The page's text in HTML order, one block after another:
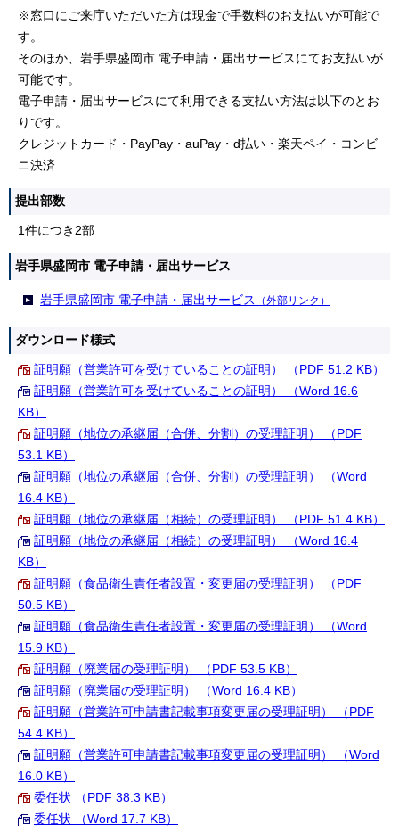
※窓口にご来庁いただいた方は現金で手数料のお支払いが可能で
す。
そのほか、岩手県盛岡市 電子申請・届出サービスにてお支払いが
可能です。
電子申請・届出サービスにて利用できる支払い方法は以下のとお
りです。
クレジットカード・PayPay・auPay・d払い・楽天ペイ・コンビ
ニ決済
提出部数
1件につき2部
岩手県盛岡市 電子申請・届出サービス
岩手県盛岡市 電子申請・届出サービス （外部リンク）
ダウンロード様式
証明願（営業許可を受けていることの証明） （PDF 51.2 KB）
証明願（営業許可を受けていることの証明） （Word 16.6
KB）
証明願（地位の承継届（合併、分割）の受理証明） （PDF
53.1 KB）
証明願（地位の承継届（合併、分割）の受理証明） （Word
16.4 KB）
証明願（地位の承継届（相続）の受理証明） （PDF 51.4 KB）
証明願（地位の承継届（相続）の受理証明） （Word 16.4
KB）
証明願（食品衛生責任者設置・変更届の受理証明） （PDF
50.5 KB）
証明願（食品衛生責任者設置・変更届の受理証明） （Word
15.9 KB）
証明願（廃業届の受理証明） （PDF 53.5 KB）
証明願（廃業届の受理証明） （Word 16.4 KB）
証明願（営業許可申請書記載事項変更届の受理証明） （PDF
54.4 KB）
証明願（営業許可申請書記載事項変更届の受理証明） （Word
16.0 KB）
委任状 （PDF 38.3 KB）
委任状 （Word 17.7 KB）